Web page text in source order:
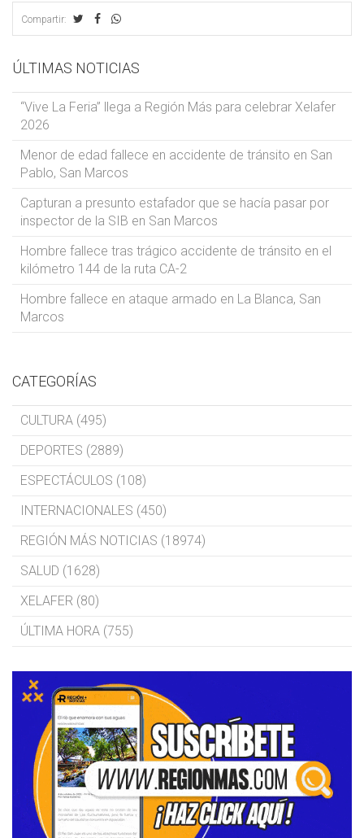
Compartir:
ÚLTIMAS NOTICIAS
“Vive La Feria” llega a Región Más para celebrar Xelafer
2026
Menor de edad fallece en accidente de tránsito en San
Pablo, San Marcos
Capturan a presunto estafador que se hacía pasar por
inspector de la SIB en San Marcos
Hombre fallece tras trágico accidente de tránsito en el
kilómetro 144 de la ruta CA-2
Hombre fallece en ataque armado en La Blanca, San
Marcos
CATEGORÍAS
CULTURA (495)
DEPORTES (2889)
ESPECTÁCULOS (108)
INTERNACIONALES (450)
REGIÓN MÁS NOTICIAS (18974)
SALUD (1628)
XELAFER (80)
ÚLTIMA HORA (755)